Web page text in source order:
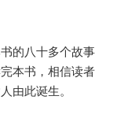
的八十多个故事
本书，相信读者
由此诞生。